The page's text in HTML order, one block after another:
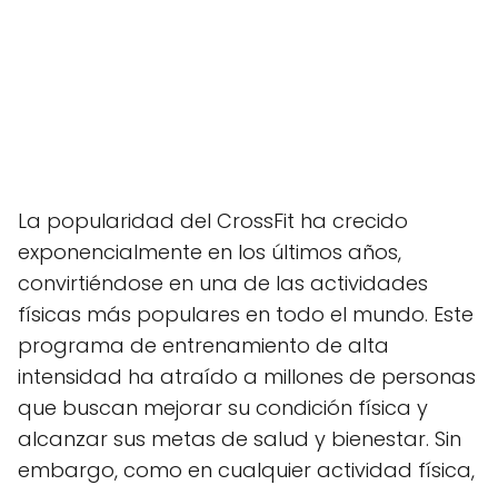
La popularidad del CrossFit ha crecido
exponencialmente en los últimos años,
convirtiéndose en una de las actividades
físicas más populares en todo el mundo. Este
programa de entrenamiento de alta
intensidad ha atraído a millones de personas
que buscan mejorar su condición física y
alcanzar sus metas de salud y bienestar. Sin
embargo, como en cualquier actividad física,